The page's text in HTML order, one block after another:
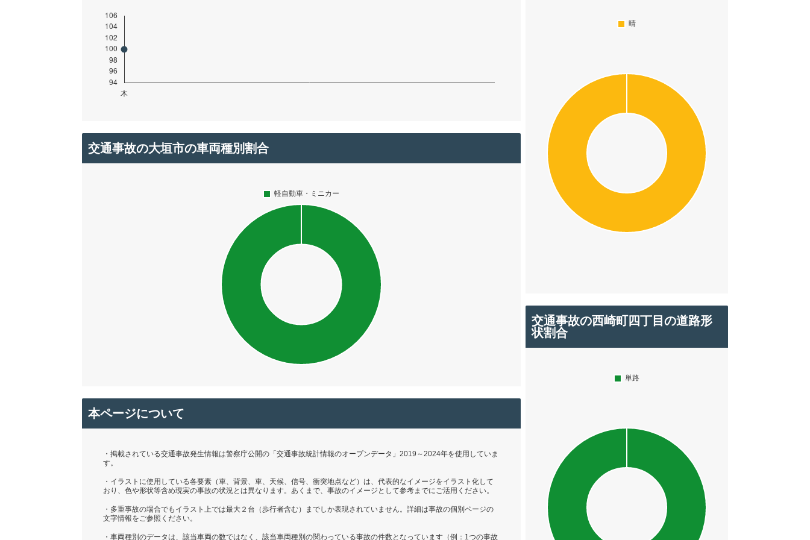
交通事故の大垣市の車両種別割合
本ページについて
・掲載されている交通事故発生情報は警察庁公開の「交通事故統計情報のオープンデータ」2019～2024年を使用していま
す。
・イラストに使用している各要素（車、背景、車、天候、信号、衝突地点など）は、代表的なイメージをイラスト化して
おり、色や形状等含め現実の事故の状況とは異なります。あくまで、事故のイメージとして参考までにご活用ください。
・多重事故の場合でもイラスト上では最大２台（歩行者含む）までしか表現されていません。詳細は事故の個別ページの
文字情報をご参照ください。
・車両種別のデータは、該当車両の数ではなく、該当車両種別の関わっている事故の件数となっています（例：1つの事故
交通事故の西崎町四丁目の道路形
状割合